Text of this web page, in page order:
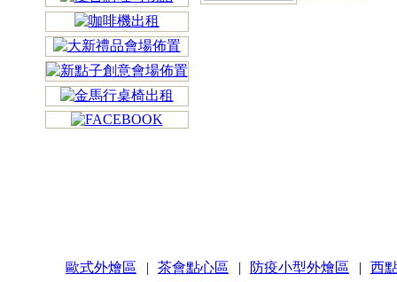
歐式外燴區 | 茶會點心區 | 防疫小型外燴區 |
西